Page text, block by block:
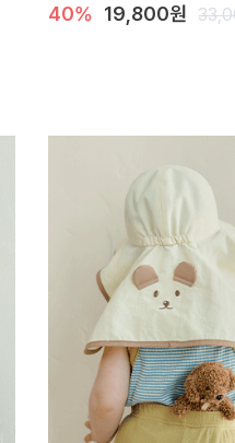
40% 19,800원